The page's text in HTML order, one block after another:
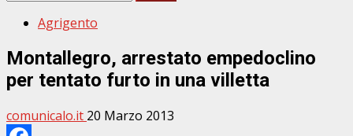
Agrigento
Montallegro, arrestato empedoclino
per tentato furto in una villetta
comunicalo.it 20 Marzo 2013